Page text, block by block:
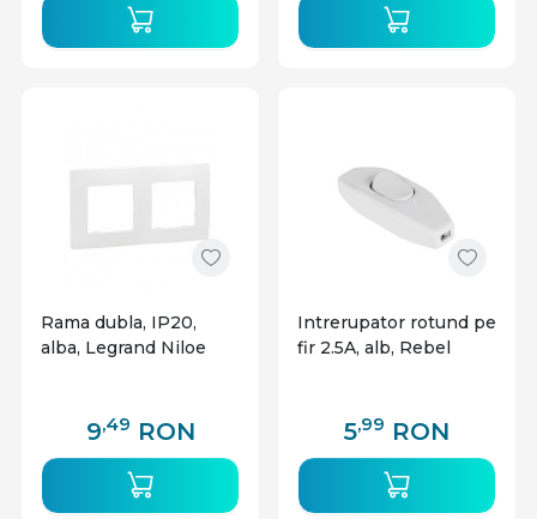
Rama dubla, IP20,
alba, Legrand Niloe
9,49 RON
Intrerupator rotund pe
fir 2.5A, alb, Rebel
5,99 RON